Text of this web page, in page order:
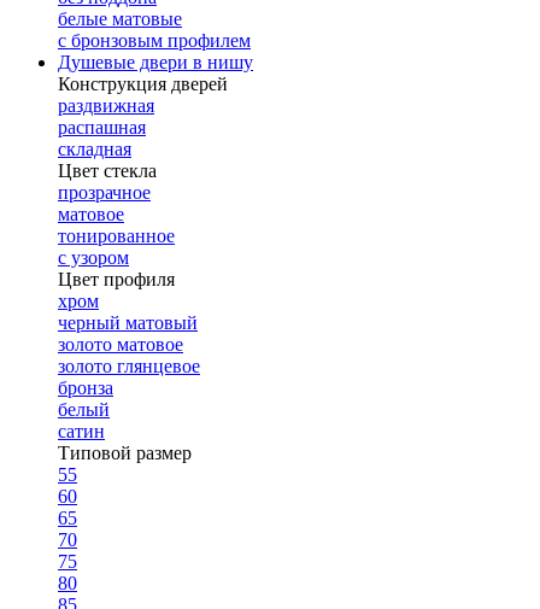
белые матовые
с бронзовым профилем
Душевые двери в нишу
Конструкция дверей
раздвижная
распашная
складная
Цвет стекла
прозрачное
матовое
тонированное
с узором
Цвет профиля
хром
черный матовый
золото матовое
золото глянцевое
бронза
белый
сатин
Типовой размер
55
60
65
70
75
80
85